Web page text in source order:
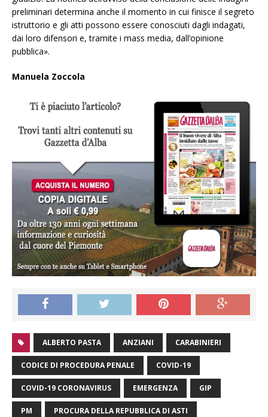
preliminari determina anche il momento in cui finisce il segreto
istruttorio e gli atti possono essere conosciuti dagli indagati,
dai loro difensori e, tramite i mass media, dall’opinione
pubblica».
Manuela Zoccola
ALBERTO PASTA ANZIANI CARABINIERI
CODICE DI PROCEDURA PENALE COVID-19
COVID-19 CORONAVIRUS EMERGENZA GIP
PM PROCURA DELLA REPUBBLICA DI ASTI